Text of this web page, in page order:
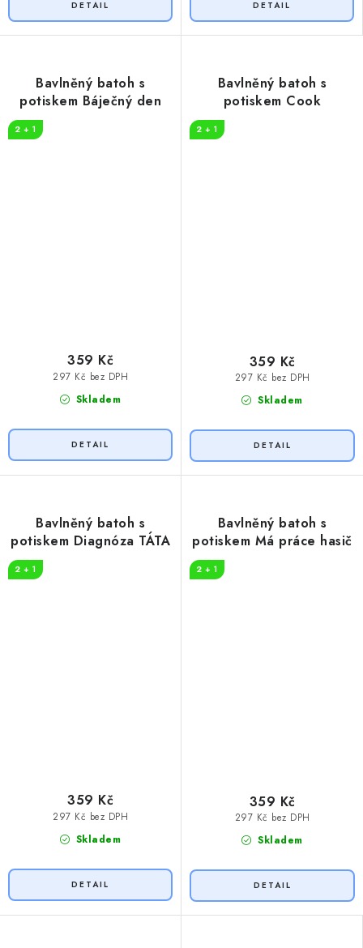
Bavlněný batoh s
potiskem Báječný den
2 + 1
Skladem
297 Kč bez DPH
359 Kč
Bavlněný batoh s
potiskem Cook
2 + 1
Skladem
297 Kč bez DPH
359 Kč
Bavlněný batoh s
potiskem Diagnóza TÁTA
2 + 1
Skladem
297 Kč bez DPH
359 Kč
Bavlněný batoh s
potiskem Má práce hasič
2 + 1
Skladem
297 Kč bez DPH
359 Kč